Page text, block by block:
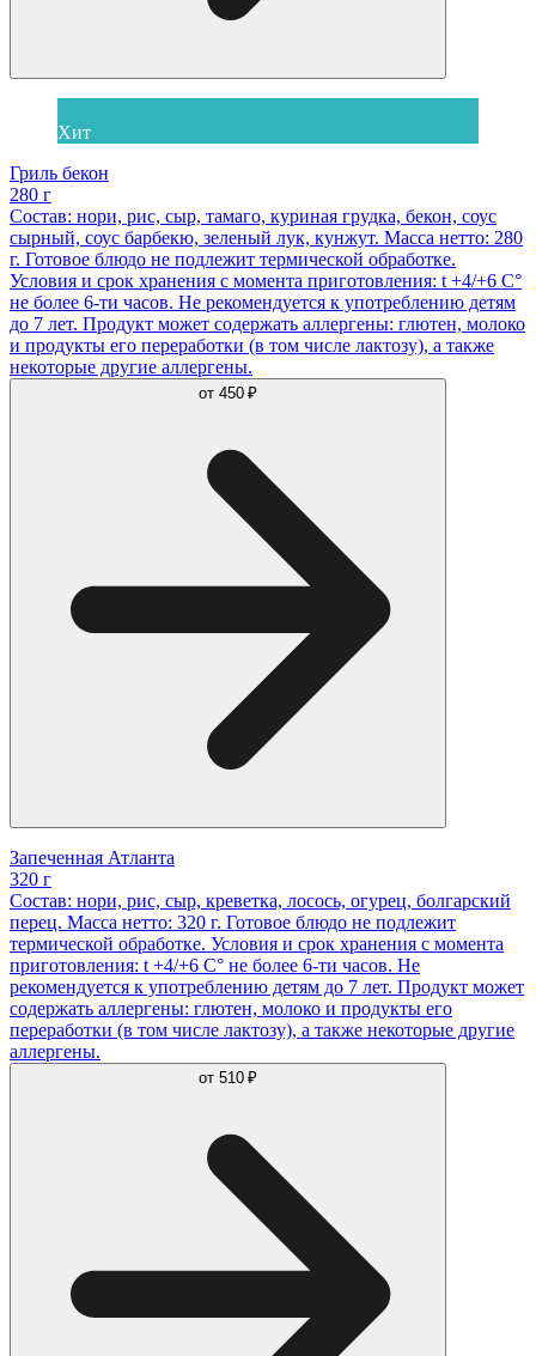
Хит
Гриль бекон
280 г
Состав: нори, рис, сыр, тамаго, куриная грудка, бекон, соус
сырный, соус барбекю, зеленый лук, кунжут. Масса нетто: 280
г. Готовое блюдо не подлежит термической обработке.
Условия и срок хранения с момента приготовления: t +4/+6 С°
не более 6-ти часов. Не рекомендуется к употреблению детям
до 7 лет. Продукт может содержать аллергены: глютен, молоко
и продукты его переработки (в том числе лактозу), а также
некоторые другие аллергены.
от 450 ₽
Запеченная Атланта
320 г
Состав: нори, рис, сыр, креветка, лосось, огурец, болгарский
перец. Масса нетто: 320 г. Готовое блюдо не подлежит
термической обработке. Условия и срок хранения с момента
приготовления: t +4/+6 С° не более 6-ти часов. Не
рекомендуется к употреблению детям до 7 лет. Продукт может
содержать аллергены: глютен, молоко и продукты его
переработки (в том числе лактозу), а также некоторые другие
аллергены.
от 510 ₽